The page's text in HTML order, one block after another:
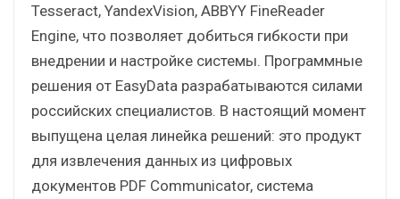
Tesseract, YandexVision, ABBYY FineReader
Engine, что позволяет добиться гибкости при
внедрении и настройке системы. Программные
решения от EasyData разрабатываются силами
российских специалистов. В настоящий момент
выпущена целая линейка решений: это продукт
для извлечения данных из цифровых
документов PDF Communicator, система